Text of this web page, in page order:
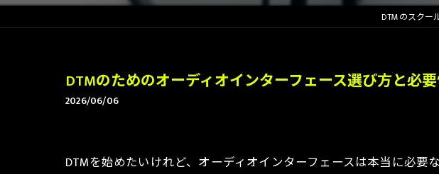
DTMのスクー
DTMのためのオーディオインターフェース選び方と必
2026/06/06
DTMを始めたいけれど、オーディオインターフェースは本当に必